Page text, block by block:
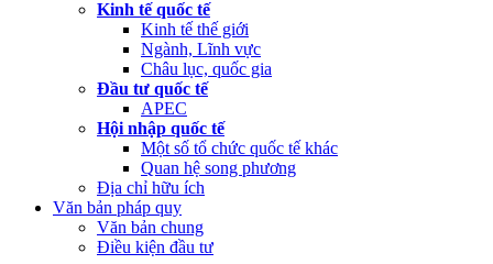
Kinh tế quốc tế
Kinh tế thế giới
Ngành, Lĩnh vực
Châu lục, quốc gia
Đầu tư quốc tế
APEC
Hội nhập quốc tế
Một số tổ chức quốc tế khác
Quan hệ song phương
Địa chỉ hữu ích
Văn bản pháp quy
Văn bản chung
Điều kiện đầu tư